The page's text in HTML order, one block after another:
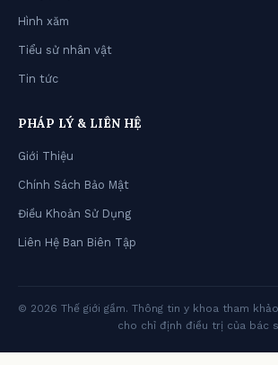
Hình xăm
Tiểu sử nhân vật
Tin tức
PHÁP LÝ & LIÊN HỆ
Giới Thiệu
Chính Sách Bảo Mật
Điều Khoản Sử Dụng
Liên Hệ Ban Biên Tập
© 2026 Thế giới gầm. Thông tin y khoa tham
cho chỉ định điều trị của bác